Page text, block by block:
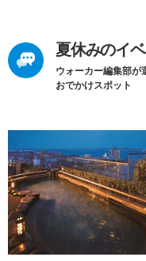
夏休みのイ
ウォーカー編集部が
おでかけスポット